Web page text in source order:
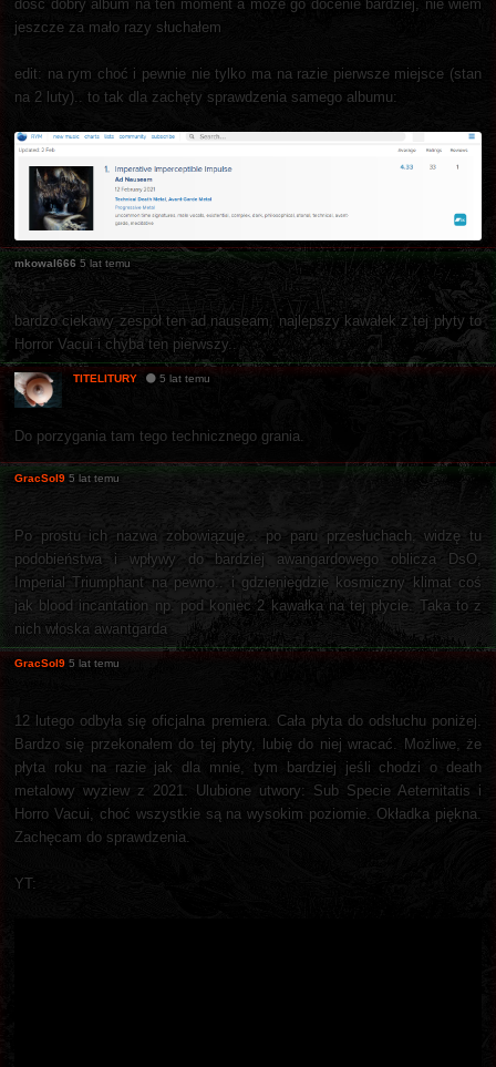
dość dobry album na ten moment a może go docenie bardziej, nie wiem
jeszcze za mało razy słuchałem
edit: na rym choć i pewnie nie tylko ma na razie pierwsze miejsce (stan
na 2 luty).. to tak dla zachęty sprawdzenia samego albumu:
mkowal666 5 lat temu
bardzo ciekawy zespół ten ad nauseam, najlepszy kawałek z tej płyty to
Horror Vacui i chyba ten pierwszy..
TITELITURY 5 lat temu
Do porzygania tam tego technicznego grania.
GracSol9 5 lat temu
Po prostu ich nazwa zobowiązuje... po paru przesłuchach, widzę tu
podobieństwa i wpływy do bardziej awangardowego oblicza DsO,
Imperial Triumphant na pewno.. i gdzieniegdzie kosmiczny klimat coś
jak blood incantation np. pod koniec 2 kawałka na tej płycie. Taka to z
nich włoska awantgarda
GracSol9 5 lat temu
12 lutego odbyła się oficjalna premiera. Cała płyta do odsłuchu poniżej.
Bardzo się przekonałem do tej płyty, lubię do niej wracać. Możliwe, że
płyta roku na razie jak dla mnie, tym bardziej jeśli chodzi o death
metalowy wyziew z 2021. Ulubione utwory: Sub Specie Aeternitatis i
Horro Vacui, choć wszystkie są na wysokim poziomie. Okładka piękna.
Zachęcam do sprawdzenia.
YT: